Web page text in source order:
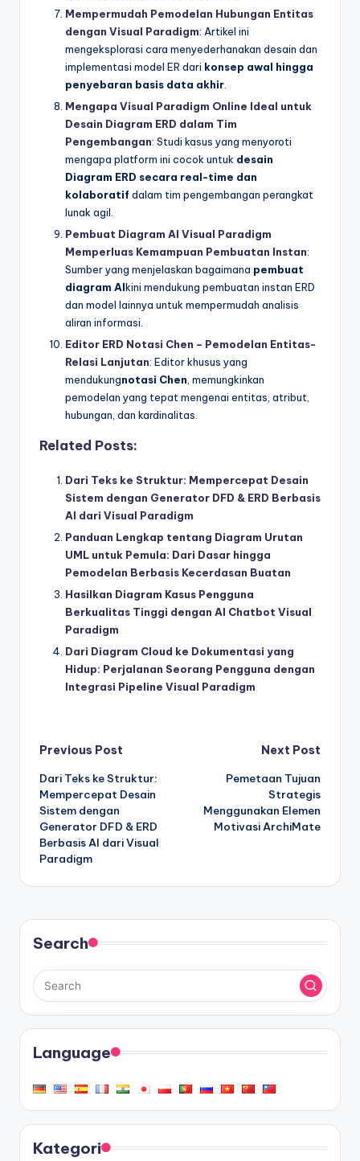
Mempermudah Pemodelan Hubungan Entitas
dengan Visual Paradigm: Artikel ini
mengeksplorasi cara menyederhanakan desain dan
implementasi model ER dari konsep awal hingga
penyebaran basis data akhir
Mengapa Visual Paradigm Online Ideal untuk
Desain Diagram ERD dalam Tim
Pengembangan: Studi kasus yang menyoroti
mengapa platform ini cocok untuk desain
Diagram ERD secara real-time dan
kolaboratif dalam tim pengembangan perangkat
lunak agil.
Pembuat Diagram AI Visual Paradigm
Memperluas Kemampuan Pembuatan Instan:
Sumber yang menjelaskan bagaimana pembuat
diagram AIkini mendukung pembuatan instan ERD
dan model lainnya untuk mempermudah analisis
aliran informasi.
Editor ERD Notasi Chen – Pemodelan Entitas-
Relasi Lanjutan: Editor khusus yang
mendukungnotasi Chen , memungkinkan
pemodelan yang tepat mengenai entitas, atribut,
hubungan, dan kardinalitas.
Related Posts:
Dari Teks ke Struktur: Mempercepat Desain
Sistem dengan Generator DFD & ERD Berbasis
AI dari Visual Paradigm
Panduan Lengkap tentang Diagram Urutan
UML untuk Pemula: Dari Dasar hingga
Pemodelan Berbasis Kecerdasan Buatan
Hasilkan Diagram Kasus Pengguna
Berkualitas Tinggi dengan AI Chatbot Visual
Paradigm
Dari Diagram Cloud ke Dokumentasi yang
Hidup: Perjalanan Seorang Pengguna dengan
Integrasi Pipeline Visual Paradigm
Post
navigation
Previous Post
Dari Teks ke Struktur:
Mempercepat Desain
Sistem dengan
Generator DFD & ERD
Berbasis AI dari Visual
Paradigm
Next Post
Pemetaan Tujuan
Strategis
Menggunakan Elemen
Motivasi ArchiMate
Search
Language
Kategori